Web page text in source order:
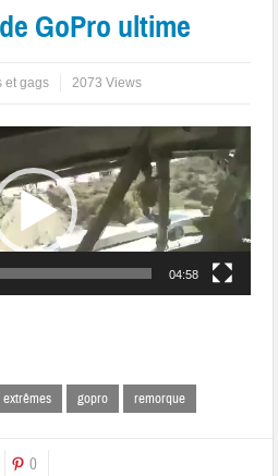
GoPro ultime
et gags 2073 Views
04:58
extrêmes gopro remorque
0